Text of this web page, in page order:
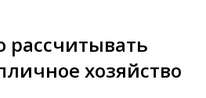
рассчитывать
хозяйство